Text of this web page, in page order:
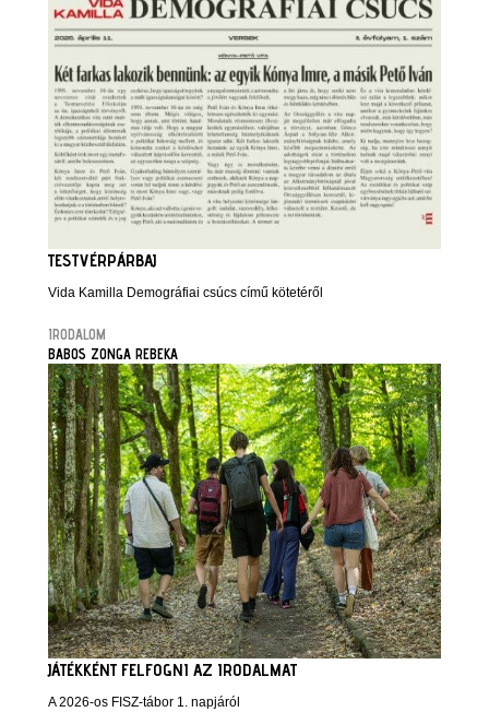
TESTVÉRPÁRBAJ
Vida Kamilla Demográfiai csúcs című kötetéről
IRODALOM
BABOS ZONGA REBEKA
JÁTÉKKÉNT FELFOGNI AZ IRODALMAT
A 2026-os FISZ-tábor 1. napjáról